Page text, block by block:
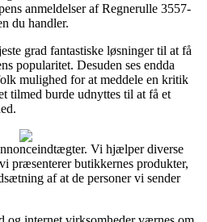
anmeldelser af Regnerulle 3557-
du handler.
grad fantastiske løsninger til at få
popularitet. Desuden ses endda
mulighed for at meddele en kritik
tilmed burde udnyttes til at få et
Vi hjælper diverse
præsenterer butikkernes produkter,
af at de personer vi sender